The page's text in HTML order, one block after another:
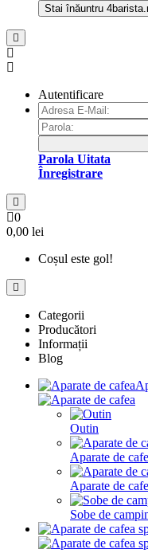
Stai înăuntru
Autentificare
Parola Uitata
Înregistrare
0
0,00 lei
Coșul este gol!
Categorii
Producători
Informații
Blog
Outin
Aparate de
Aparate de
Sobe de